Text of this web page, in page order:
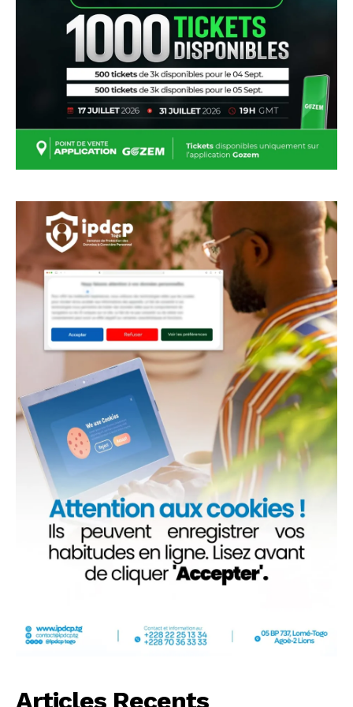
Articles Recents